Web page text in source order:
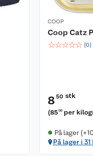
COOP
Coop Catz
☆☆☆☆☆ (0)
8 50 stk
(8500 per
På lager
På lager i